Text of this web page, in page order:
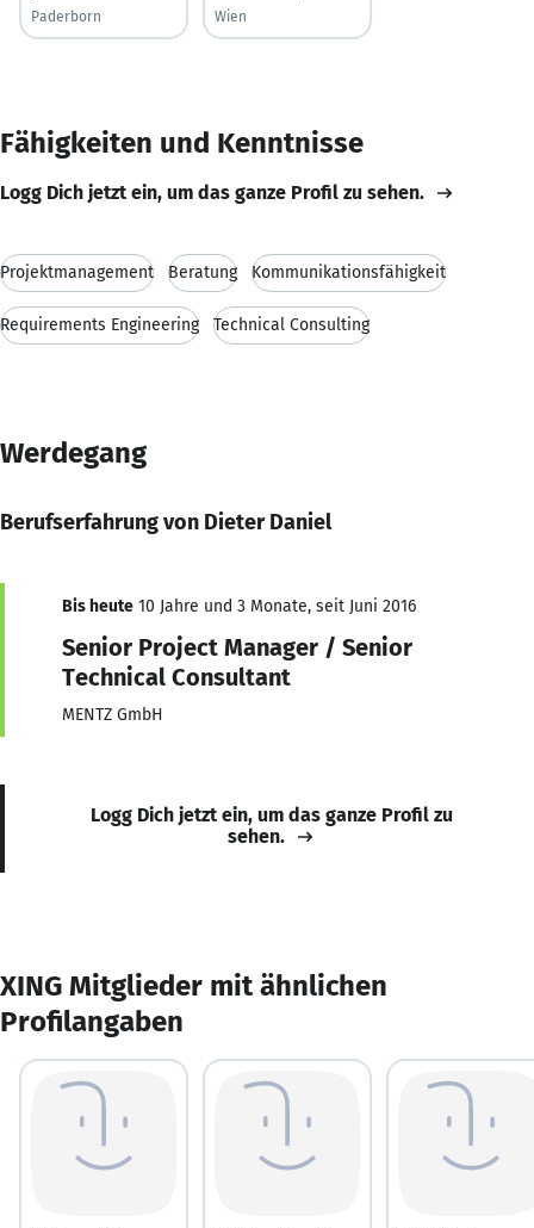
Paderborn
Wien
Fähigkeiten und Kenntnisse
Logg Dich jetzt ein, um das ganze Profil zu sehen.
Projektmanagement Beratung Kommunikationsfähigkeit
Requirements Engineering Technical Consulting
Werdegang
Berufserfahrung von Dieter Daniel
Bis heute 10 Jahre und 3 Monate, seit Juni 2016
Senior Project Manager / Senior
Technical Consultant
MENTZ GmbH
Logg Dich jetzt ein, um das ganze Profil zu
sehen.
XING Mitglieder mit ähnlichen
Profilangaben